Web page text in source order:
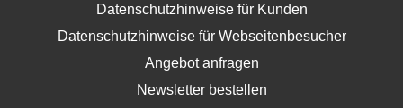
Datenschutzhinweise für Kunden
Datenschutzhinweise für Webseitenbesucher
Angebot anfragen
Newsletter bestellen